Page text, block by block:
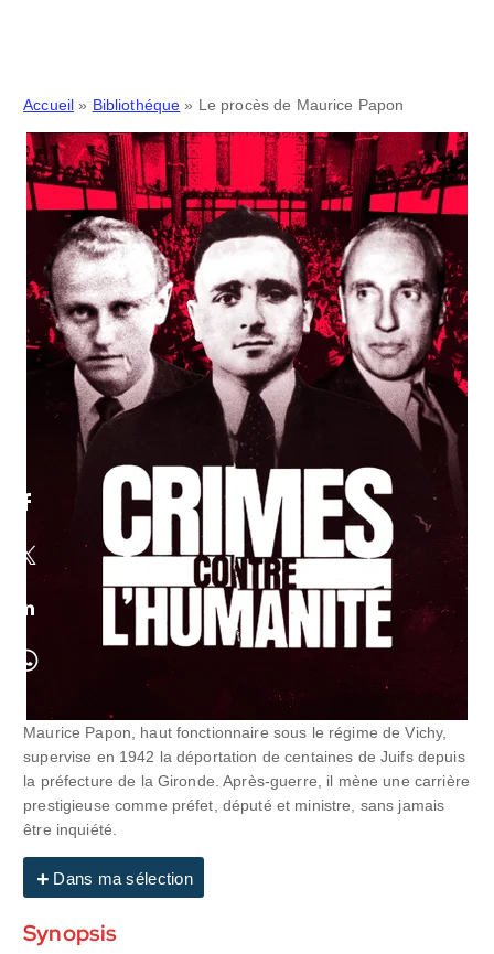
Accueil » Bibliothéque » Le procès de Maurice Papon
Maurice Papon, haut fonctionnaire sous le régime de Vichy,
supervise en 1942 la déportation de centaines de Juifs depuis
la préfecture de la Gironde. Après-guerre, il mène une carrière
prestigieuse comme préfet, député et ministre, sans jamais
être inquiété.
Dans ma sélection
Synopsis